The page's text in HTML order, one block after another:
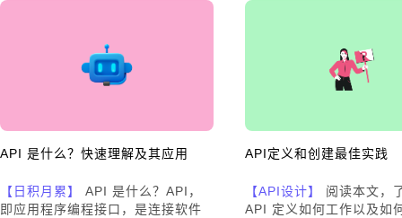
的可能性
API 是什么？快速理解及其应用
【日积月累】
API 是什么？API，
即应用程序编程接口，是连接软件
API定义和创建最佳实践
【API设计】
阅读本文，
API 定义如何工作以及如